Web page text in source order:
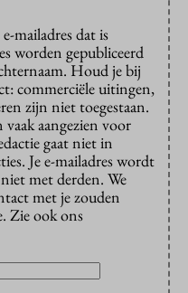
mailadres dat is
worden gepubliceerd
Houd je bij
commerciële uitingen,
zijn niet toegestaan.
aangezien voor
gaat niet in
Je e-mailadres wordt
met derden. We
met je zouden
Zie ook ons